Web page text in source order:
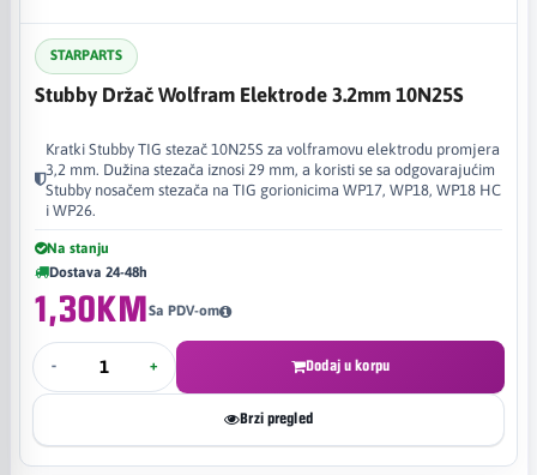
STARPARTS
Stubby Držač Wolfram Elektrode 3.2mm 10N25S
Kratki Stubby TIG stezač 10N25S za volframovu elektrodu promjera
3,2 mm. Dužina stezača iznosi 29 mm, a koristi se sa odgovarajućim
Stubby nosačem stezača na TIG gorionicima WP17, WP18, WP18 HC
i WP26.
Na stanju
Dostava 24-48h
1,30KMSa PDV-om
- + Dodaj u korpu
Brzi pregled